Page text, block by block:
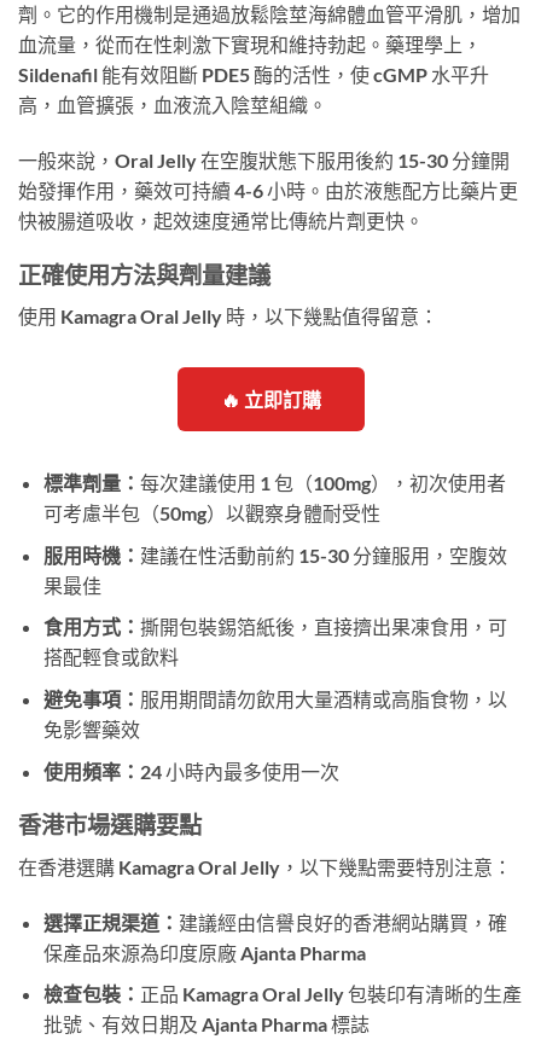
劑。它的作用機制是通過放鬆陰莖海綿體血管平滑肌，增加
血流量，從而在性刺激下實現和維持勃起。藥理學上，
Sildenafil 能有效阻斷 PDE5 酶的活性，使 cGMP 水平升
高，血管擴張，血液流入陰莖組織。
一般來說，Oral Jelly 在空腹狀態下服用後約 15-30 分鐘開
始發揮作用，藥效可持續 4-6 小時。由於液態配方比藥片更
快被腸道吸收，起效速度通常比傳統片劑更快。
正確使用方法與劑量建議
使用 Kamagra Oral Jelly 時，以下幾點值得留意：
🔥 立即訂購
標準劑量： 每次建議使用 1 包（100mg），初次使用者
可考慮半包（50mg）以觀察身體耐受性
服用時機： 建議在性活動前約 15-30 分鐘服用，空腹效
果最佳
食用方式： 撕開包裝錫箔紙後，直接擠出果凍食用，可
搭配輕食或飲料
避免事項： 服用期間請勿飲用大量酒精或高脂食物，以
免影響藥效
使用頻率： 24 小時內最多使用一次
香港市場選購要點
在香港選購 Kamagra Oral Jelly，以下幾點需要特別注意：
選擇正規渠道： 建議經由信譽良好的香港網站購買，確
保產品來源為印度原廠 Ajanta Pharma
檢查包裝： 正品 Kamagra Oral Jelly 包裝印有清晰的生產
批號、有效日期及 Ajanta Pharma 標誌